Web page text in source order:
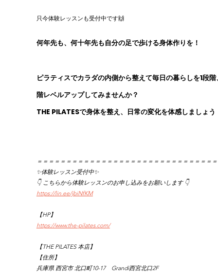
只今体験レッスンも受付中です🙌
何年先も、何十年先も自分の足で歩ける身体作りを！
ピラティスでカラダの内側から整えて毎日の暮らしを1段
階レベルアップしてみませんか？
THE PILATESで身体を整え、日常の変化を体感しましょう
＝＝＝＝＝＝＝＝＝＝＝＝＝＝＝＝＝＝＝＝＝＝＝＝＝＝＝＝＝＝
✨体験レッスン受付中✨
👇 こちらから体験レッスンのお申し込みをお願いします 👇
https://lin.ee/jbiNfKM
【HP】
https://www.the-pilates.com/
【THE PILATES 本店】
【住所】
兵庫県 西宮市 北口町10-17　Grandi西宮北口2F